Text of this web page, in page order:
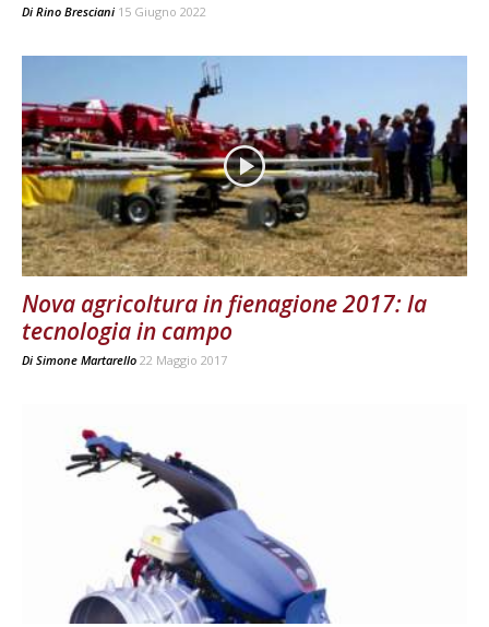
Di Rino Bresciani 15 Giugno 2022
Nova agricoltura in fienagione 2017: la
tecnologia in campo
Di Simone Martarello 22 Maggio 2017